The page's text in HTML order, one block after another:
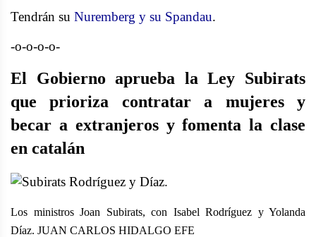
Tendrán su Nuremberg y su Spandau.
-o-o-o-o-
El Gobierno aprueba la Ley Subirats
que prioriza contratar a mujeres y
becar a extranjeros y fomenta la clase
en catalán
Los ministros Joan Subirats, con Isabel Rodríguez y Yolanda
Díaz. JUAN CARLOS HIDALGO EFE